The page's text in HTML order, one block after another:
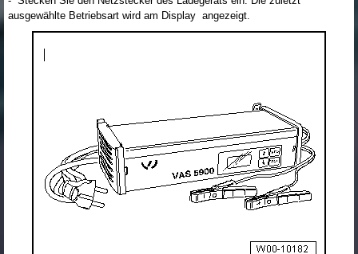
ausgewählte Betriebsart wird am Display angezeigt.